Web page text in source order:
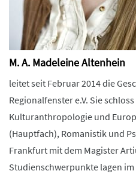
M. A. Madeleine Altenhein
leitet seit Februar 2014 die
Regionalfenster e.V. Sie
Kulturanthropologie und
(Hauptfach), Romanistik und
Frankfurt mit dem Magister
Studienschwerpunkte lagen